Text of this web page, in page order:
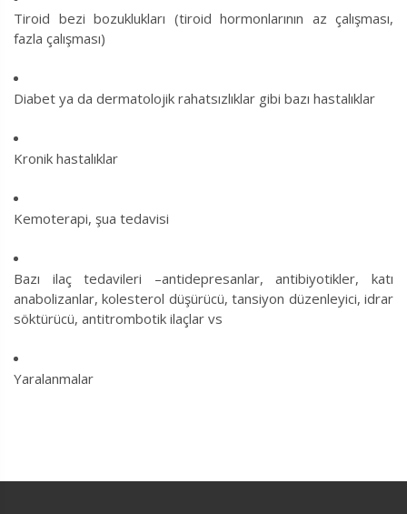
Tiroid bezi bozuklukları (tiroid hormonlarının az çalışması,
fazla çalışması)
Diabet ya da dermatolojik rahatsızlıklar gibi bazı hastalıklar
Kronik hastalıklar
Kemoterapi, şua tedavisi
Bazı ilaç tedavileri –antidepresanlar, antibiyotikler, katı
anabolizanlar, kolesterol düşürücü, tansiyon düzenleyici, idrar
söktürücü, antitrombotik ilaçlar vs
Yaralanmalar